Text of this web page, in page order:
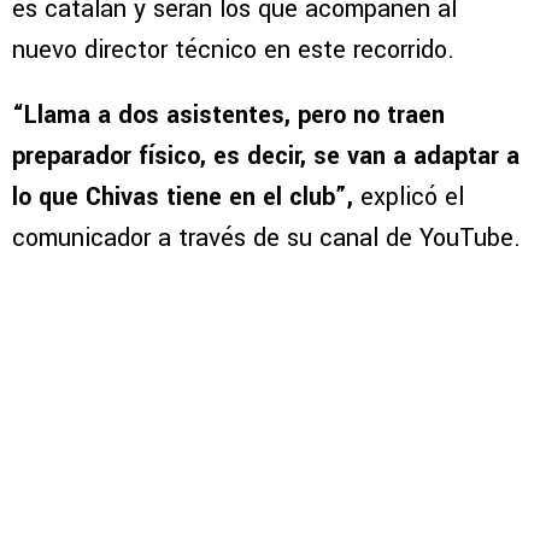
es catalán y serán los que acompañen al
nuevo director técnico en este recorrido.
“Llama a dos asistentes, pero no traen
preparador físico, es decir, se van a adaptar a
lo que Chivas tiene en el club”, explicó el
comunicador a través de su canal de YouTube.